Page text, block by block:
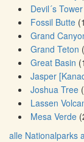
Devil´s Tower
Fossil Butte
Grand
Grand Teton
Great Basin
Jasper
Joshua Tree
Lassen
Mesa Verde
alle Nationalparks